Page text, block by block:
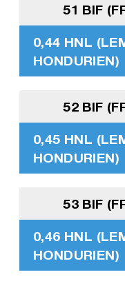
51 BIF
0,44 HNL
HONDURIEN)
52 BIF
0,45 HNL
HONDURIEN)
53 BIF
0,46 HNL
HONDURIEN)